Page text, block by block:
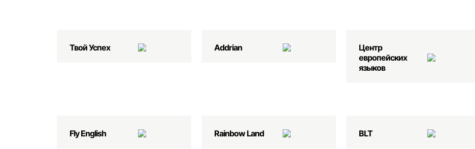
Твой Успех Addrian
Центр
европейских
языков
Fly English Rainbow Land BLT